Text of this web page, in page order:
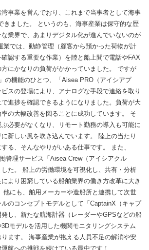
事業を営んでおり、これまで当事者として海事
きました。 というのも、海事産業は保守的な歴
業界で、あまりデジタル化が進んでいないのが
業では、動静管理（顧客から預かった荷物が計
認する重要な作業）を陸と船上間で電話やFAX
にかなりの負荷がかかっていました。 ですが
の機能のひとつ、「Aisea PRO（アイシアプ
スの登場により、アナログな手段で連絡を取り
進捗を確認できるようになりました。負荷が大
の大幅改善を図ることに成功しています。 そ
必要がなくなり、リモート勤務の導入も可能に
新しい風を吹き込んでいます。 陸上の当たり
る、そんなやりがいある仕事です。 また、
管理サービス「Aisea Crew（アイシアクル
た。 船上の労働環境を可視化し、共有・分析
より困窮している船舶業界の働き方改革に大き
他にも、舶用メーカーや造船所と連携して次世
のコンセプトモデルとして「CaptainX（キャプ
し、新たな航海計器（レーダーやGPSなどの船
モデルを活用した機関モニタリングシステム
ます。 海事産業が抱える人員不足の解消や安
航への挑戦を続けている最中です！